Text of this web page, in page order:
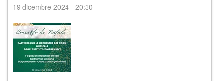
19 dicembre 2024 - 20:30